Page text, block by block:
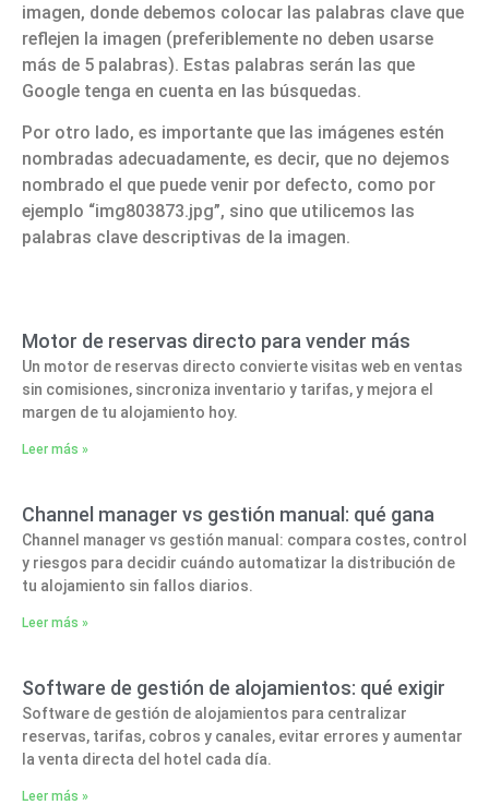
imagen, donde debemos colocar las palabras clave que
reflejen la imagen (preferiblemente no deben usarse
más de 5 palabras). Estas palabras serán las que
Google tenga en cuenta en las búsquedas.
Por otro lado, es importante que las imágenes estén
nombradas adecuadamente, es decir, que no dejemos
nombrado el que puede venir por defecto, como por
ejemplo “img803873.jpg”, sino que utilicemos las
palabras clave descriptivas de la imagen.
Motor de reservas directo para vender más
Un motor de reservas directo convierte visitas web en ventas
sin comisiones, sincroniza inventario y tarifas, y mejora el
margen de tu alojamiento hoy.
Leer más »
Channel manager vs gestión manual: qué gana
Channel manager vs gestión manual: compara costes, control
y riesgos para decidir cuándo automatizar la distribución de
tu alojamiento sin fallos diarios.
Leer más »
Software de gestión de alojamientos: qué exigir
Software de gestión de alojamientos para centralizar
reservas, tarifas, cobros y canales, evitar errores y aumentar
la venta directa del hotel cada día.
Leer más »